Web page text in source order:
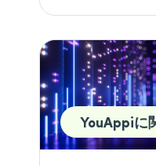
YouAppiに